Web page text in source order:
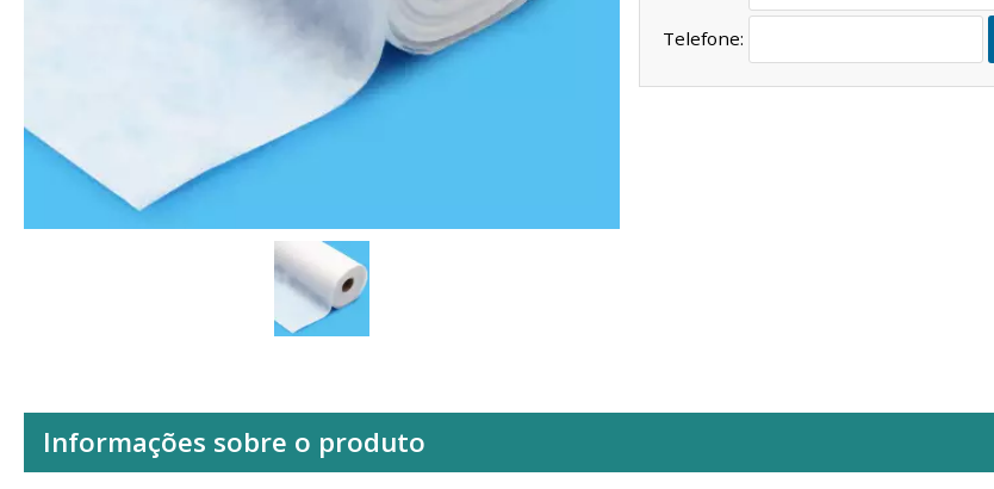
Telefone:
Informações sobre o produto